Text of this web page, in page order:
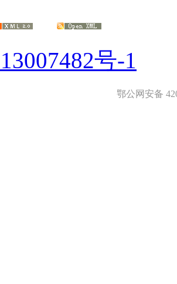
号-1
鄂公网安备